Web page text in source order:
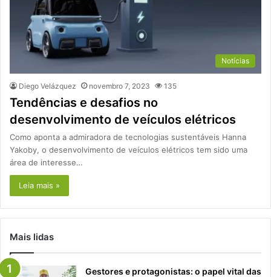
Notícias
Diego Velázquez novembro 7, 2023 135
Tendências e desafios no
desenvolvimento de veículos elétricos
Como aponta a admiradora de tecnologias sustentáveis Hanna
Yakoby, o desenvolvimento de veículos elétricos tem sido uma
área de interesse…
Leia mais »
Mais lidas
Gestores e protagonistas: o papel vital das